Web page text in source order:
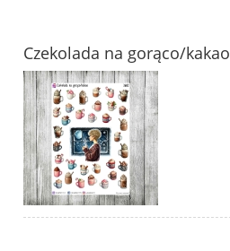
Czekolada na gorąco/kakao